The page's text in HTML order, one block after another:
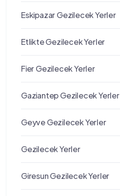
Eskipazar Gezilecek Yerler
Etlikte Gezilecek Yerler
Fier Gezilecek Yerler
Gaziantep Gezilecek Yerler
Geyve Gezilecek Yerler
Gezilecek Yerler
Giresun Gezilecek Yerler